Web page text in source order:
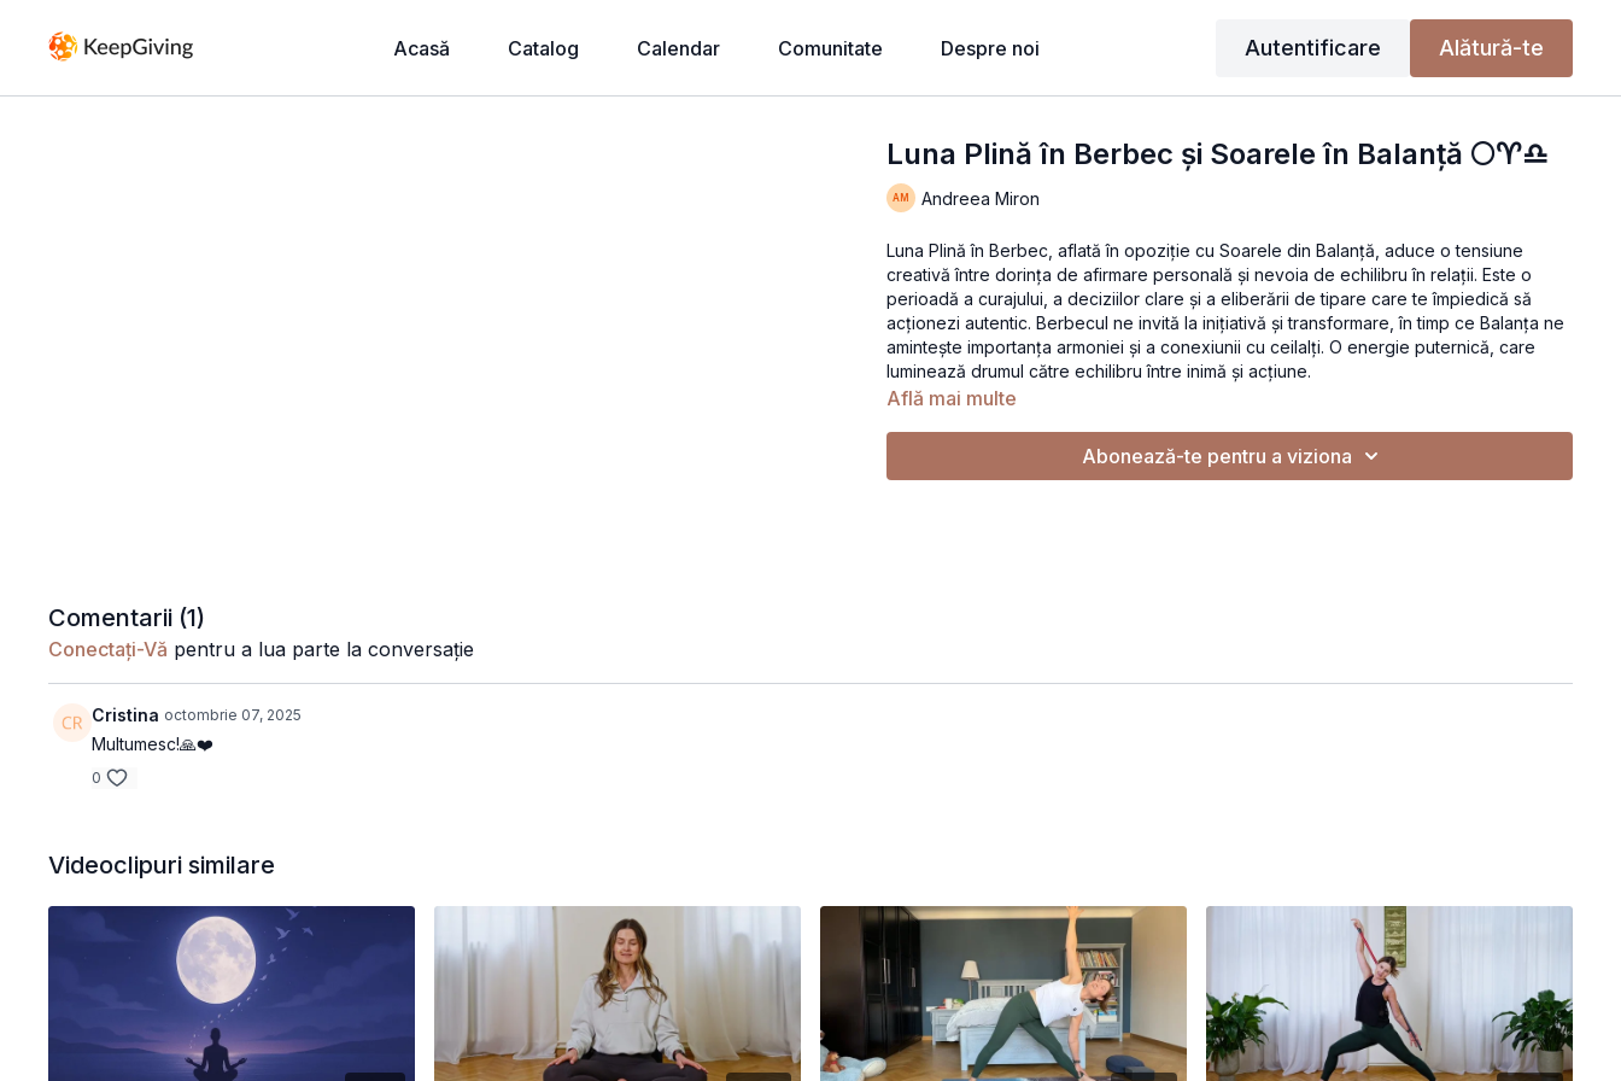
Acasă Catalog Calendar Comunitate Despre noi Autentificare Alătură-te
Luna Plină în Berbec și Soarele în Balanță 🌕♈️♎️
Andreea Miron
Luna Plină în Berbec, aflată în opoziție cu Soarele din Balanță, aduce o tensiune
creativă între dorința de afirmare personală și nevoia de echilibru în relații. Este o
perioadă a curajului, a deciziilor clare și a eliberării de tipare care te împiedică să
acționezi autentic. Berbecul ne invită la inițiativă și transformare, în timp ce Balanța ne
amintește importanța armoniei și a conexiunii cu ceilalți. O energie puternică, care
luminează drumul către echilibru între inimă și acțiune.
Află mai multe
Abonează-te pentru a viziona
Comentarii (1)
Conectați-Vă pentru a lua parte la conversație
Cristina octombrie 07, 2025
Multumesc!🙏❤️
0
Videoclipuri similare